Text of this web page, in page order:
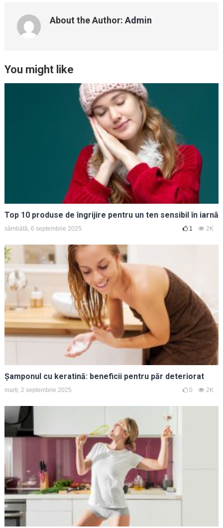
About the Author: Admin
You might like
Top 10 produse de îngrijire pentru un ten sensibil în iarnă
sâmbătă, 6 septembrie 2025 1 2K
Șamponul cu keratină: beneficii pentru păr deteriorat
marți, 2 septembrie 2025 0 2K